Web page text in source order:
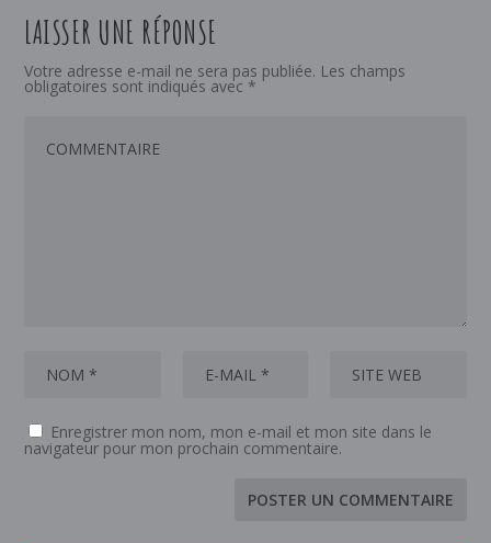
LAISSER UNE RÉPONSE
Votre adresse e-mail ne sera pas publiée. Les champs
obligatoires sont indiqués avec *
Enregistrer mon nom, mon e-mail et mon site dans le
navigateur pour mon prochain commentaire.